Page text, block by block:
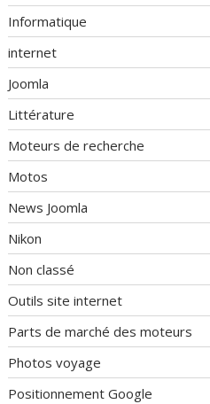
Informatique
internet
Joomla
Littérature
Moteurs de recherche
Motos
News Joomla
Nikon
Non classé
Outils site internet
Parts de marché des moteurs
Photos voyage
Positionnement Google